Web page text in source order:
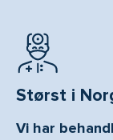
Størst i
Vi har